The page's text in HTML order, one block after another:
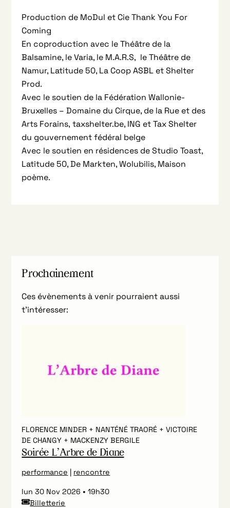
Production de MoDul et Cie Thank You For
Coming
En coproduction avec le Théâtre de la
Balsamine, le Varia, le M.A.R.S, le Théâtre de
Namur, Latitude 50, La Coop ASBL et Shelter
Prod.
Avec le soutien de la Fédération Wallonie-
Bruxelles – Domaine du Cirque, de la Rue et des
Arts Forains, taxshelter.be, ING et Tax Shelter
du gouvernement fédéral belge
Avec le soutien en résidences de Studio Toast,
Latitude 50, De Markten, Wolubilis, Maison
poème.
Prochainement
Ces évènements à venir pourraient aussi
t’intéresser:
FLORENCE MINDER + NANTÉNÉ TRAORÉ + VICTOIRE
DE CHANGY + MACKENZY BERGILE
Soirée L’Arbre de Diane
performance | rencontre
lun 30 Nov 2026
19h30
Billetterie